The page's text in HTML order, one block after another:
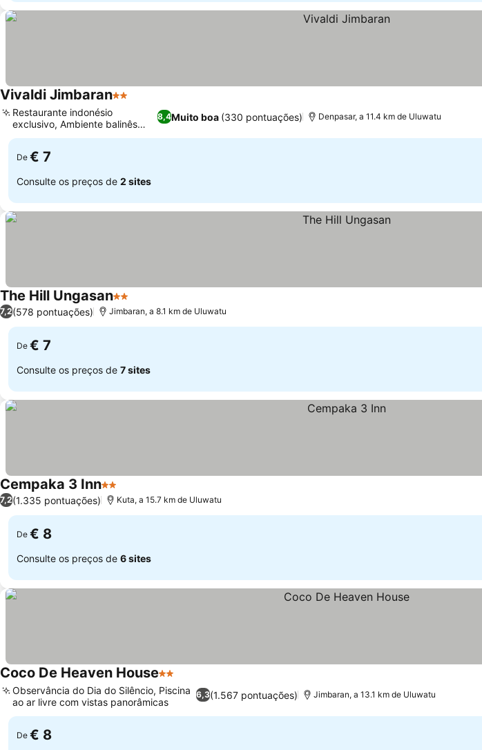
Vivaldi Jimbaran2 Estrelas
8,4Muito boa (330 pontuações)
Restaurante indonésio
exclusivo, Ambiente balinês
autêntico
Denpasar, a 11.4 km de Uluwatu
De € 7
Consulte os preços de 2 sites
The Hill Ungasan2 Estrelas
7,2(578 pontuações) Jimbaran, a 8.1 km de Uluwatu
De € 7
Consulte os preços de 7 sites
Cempaka 3 Inn2 Estrelas
7,2(1.335 pontuações) Kuta, a 15.7 km de Uluwatu
De € 8
Consulte os preços de 6 sites
Coco De Heaven House2 Estrelas
6,3(1.567 pontuações)
Observância do Dia do Silêncio, Piscina
ao ar livre com vistas panorâmicas
Jimbaran, a 13.1 km de Uluwatu
De € 8